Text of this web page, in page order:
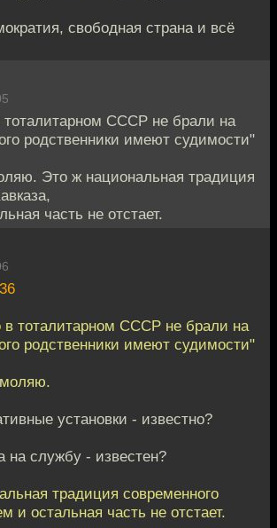
свободная страна и всё
тоталитарном СССР не брали на
родственники имеют судимости"
Это ж национальная традиция
часть не отстает.
в тоталитарном СССР не брали на
родственники имеют судимости"
установки - известно?
на службу - известен?
традиция современного
и остальная часть не отстает.